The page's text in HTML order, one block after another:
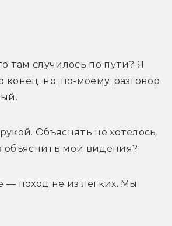
там случилось по пути? Я
конец, но, по-моему, разговор
Объяснять не хотелось,
объяснить мои видения?
— поход не из легких. Мы